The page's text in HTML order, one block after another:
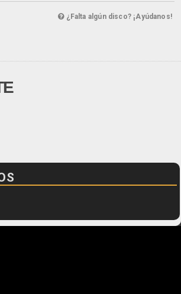
¿Falta algún disco? ¡Ayúdanos!